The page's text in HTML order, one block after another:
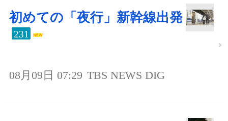
初めての「夜行」新幹線出発
231
08月09日 07:29 TBS NEWS DIG